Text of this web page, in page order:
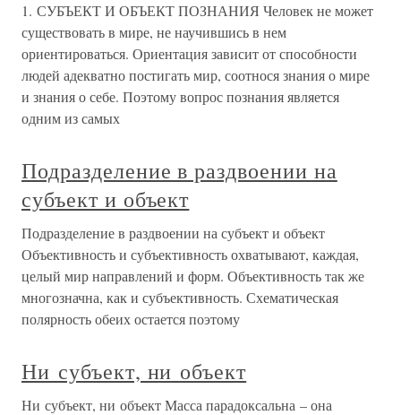
1. СУБЪЕКТ И ОБЪЕКТ ПОЗНАНИЯ Человек не может
существовать в мире, не научившись в нем
ориентироваться. Ориентация зависит от способности
людей адекватно постигать мир, соотнося знания о мире
и знания о себе. Поэтому вопрос познания является
одним из самых
Подразделение в раздвоении на
субъект и объект
Подразделение в раздвоении на субъект и объект
Объективность и субъективность охватывают, каждая,
целый мир направлений и форм. Объективность так же
многозначна, как и субъективность. Схематическая
полярность обеих остается поэтому
Ни субъект, ни объект
Ни субъект, ни объект Масса парадоксальна – она